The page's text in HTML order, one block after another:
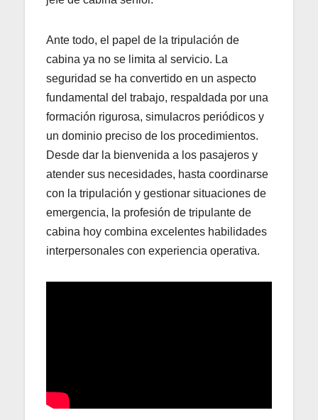
Ante todo, el papel de la tripulación de
cabina ya no se limita al servicio. La
seguridad se ha convertido en un aspecto
fundamental del trabajo, respaldada por una
formación rigurosa, simulacros periódicos y
un dominio preciso de los procedimientos.
Desde dar la bienvenida a los pasajeros y
atender sus necesidades, hasta coordinarse
con la tripulación y gestionar situaciones de
emergencia, la profesión de tripulante de
cabina hoy combina excelentes habilidades
interpersonales con experiencia operativa.